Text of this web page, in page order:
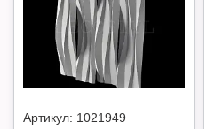
Артикул: 1021949